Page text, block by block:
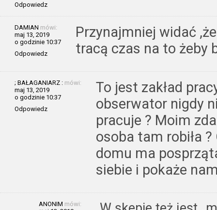
Odpowiedz
DAMIAN mówi:
maj 13, 2019
o godzinie 10:37
Odpowiedz
Przynajmniej widać
tracą czas na to żeby
; BAŁAGANIARZ : mówi:
maj 13, 2019
o godzinie 10:37
Odpowiedz
To jest zakład
obserwator nigdy
pracuje ? Moim
osoba tam robiła
domu ma
siebie i pokaże
ANONIM mówi: